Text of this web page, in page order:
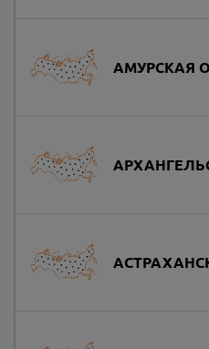
АМУРСКАЯ